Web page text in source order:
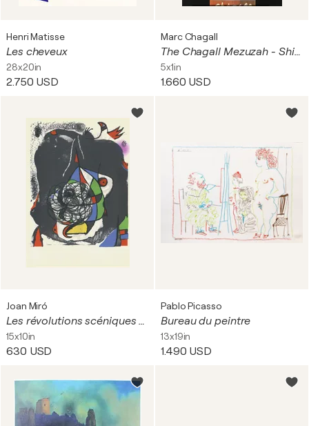
raffigurare oggetti tangibili, si tratta di una corrente
artistica iniziata con artisti come Wassily Kandinsky.
Dipinti storici: Questi dipinti raffigurano la storia, il
drammatizzata e movimentata, come La morte di
Marat di Jacques-Louis David.
Tutte le tipologie comprendono una diversa prospettiva
di vedere e ritrarre il mondo, e gli artisti utilizzano
strumenti diversi per trasmettere i loro messaggi.
Henri Matisse
Les cheveux
28x20in
2.750 USD
Marc Chagall
The Chagall Mezuzah - Shimon, ca. 1980
5x1in
1.660 USD
Joan Miró
Les révolutions scéniques du XXe siècle II
15x10in
630 USD
Pablo Picasso
Bureau du peintre
13x19in
1.490 USD